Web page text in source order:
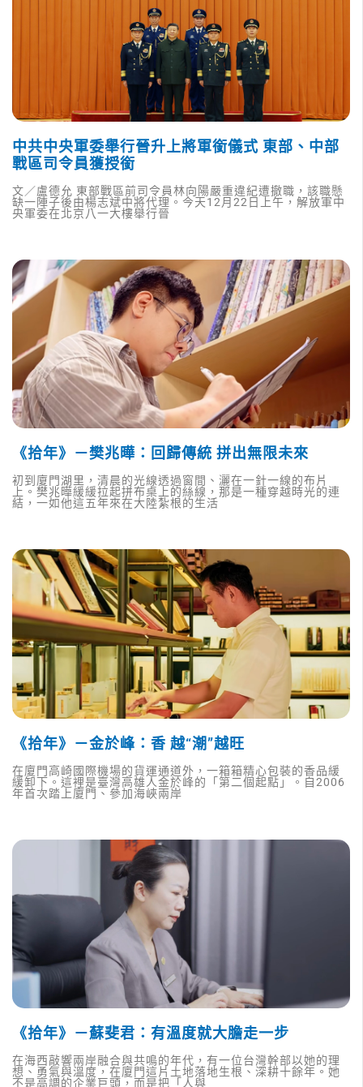
中共中央軍委舉行晉升上將軍銜儀式 東部、中部
戰區司令員獲授銜
文／盧德允 東部戰區前司令員林向陽嚴重違紀遭撤職，該職懸
缺一陣子後由楊志斌中將代理。今天12月22日上午，解放軍中
央軍委在北京八一大樓舉行晉
《拾年》－樊兆曄：回歸傳統 拼出無限未來
初到廈門湖里，清晨的光線透過窗間、灑在一針一線的布片
上。樊兆曄緩緩拉起拼布桌上的絲線，那是一種穿越時光的連
結，一如他這五年來在大陸紮根的生活
《拾年》－金於峰：香 越“潮”越旺
在廈門高崎國際機場的貨運通道外，一箱箱精心包裝的香品緩
緩卸下。這裡是臺灣高雄人金於峰的「第二個起點」。自2006
年首次踏上廈門、參加海峽兩岸
《拾年》－蘇斐君：有溫度就大膽走一步
在海西敲響兩岸融合與共鳴的年代，有一位台灣幹部以她的理
想、勇氣與溫度，在廈門這片土地落地生根、深耕十餘年。她
不是高調的企業巨頭，而是把「人與